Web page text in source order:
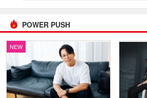
POWER PUSH
NEW